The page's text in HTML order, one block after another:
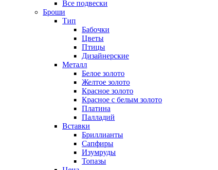
Все подвески
Броши
Тип
Бабочки
Цветы
Птицы
Дизайнерские
Металл
Белое золото
Желтое золото
Красное золото
Красное с белым золото
Платина
Палладий
Вставки
Бриллианты
Сапфиры
Изумруды
Топазы